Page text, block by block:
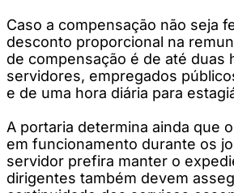
Caso a compensação não seja
desconto proporcional na
de compensação é de até duas
servidores, empregados
e de uma hora diária para
A portaria determina ainda que
em funcionamento durante os
servidor prefira manter o
dirigentes também devem